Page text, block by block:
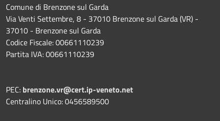
Comune di Brenzone sul Garda
Via Venti Settembre, 8 - 37010 Brenzone sul Garda (VR) -
37010 - Brenzone sul Garda
Codice Fiscale: 00661110239
Partita IVA: 00661110239
PEC: brenzone.vr@cert.ip-veneto.net
Centralino Unico: 0456589500